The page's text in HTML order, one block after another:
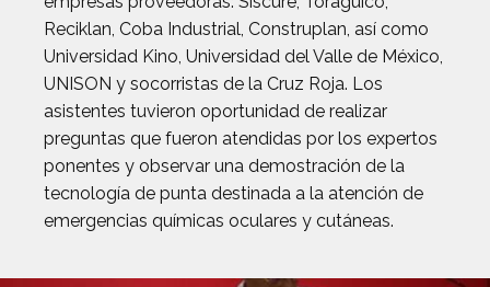
Reciklan, Coba Industrial, Construplan, así como
Universidad Kino, Universidad del Valle de México,
UNISON y socorristas de la Cruz Roja. Los
asistentes tuvieron oportunidad de realizar
preguntas que fueron atendidas por los expertos
ponentes y observar una demostración de la
tecnología de punta destinada a la atención de
emergencias químicas oculares y cutáneas.